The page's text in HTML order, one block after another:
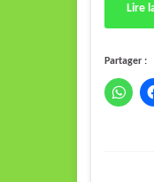
Lire
Partager :